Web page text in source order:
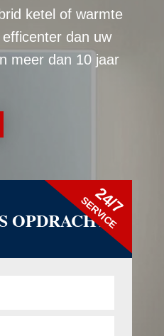
ketel of warmte
dan uw
meer dan 10 jaar
OPDRACHT
24/7
SERVICE